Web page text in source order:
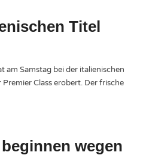
Titel
am Samstag bei der italienischen
Class erobert. Der frische
wegen